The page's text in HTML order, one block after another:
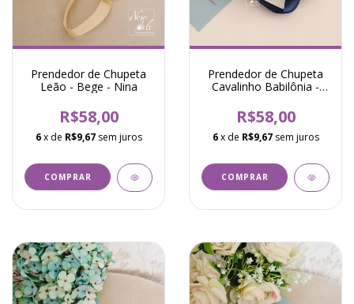
Prendedor de Chupeta
Leão - Bege - Nina
R$58,00
6 x de R$9,67 sem juros
Prendedor de Chupeta
Cavalinho Babilônia -
R$58,00
6 x de R$9,67 sem juros